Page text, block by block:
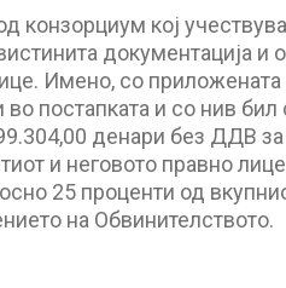
кој
документација и
Имено, со приложената
постапката и со нив
денари без ДДВ
и неговото правно
25 проценти од
на Обвинителството.